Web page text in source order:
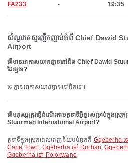
FA233 - 19:35
សំណួរគេសួរញឹកញាប់អំពី Chief Dawid
Airport
តើមានអាកាសយានដ្ឋាននៅជិត Chief Dawid
ដែរឬទេ?
ទេ គ្មានអាកាសយានដ្ឋាននៅជិតទេ។
តើមនុស្សត្រូវធ្វើដំណើរតាមតួនាទីអ្វីខ្លះសម្រាប់ក្នុង
Stuurman International Airport?
តួនាទីក្នុងស្រុកដែលពេញនិយមបំផុតគឺ Gqeberha
Cape Town, Gqeberha ទៅ Durban,
Gqeberha ទៅ Polokwane